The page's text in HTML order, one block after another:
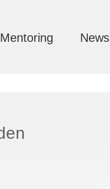
Mentoring News